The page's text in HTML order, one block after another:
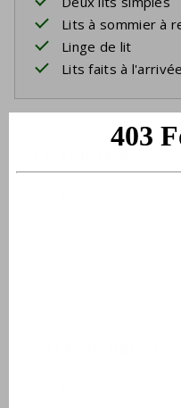
Lits à sommier à
Linge de lit
Lits faits à l'arrivée